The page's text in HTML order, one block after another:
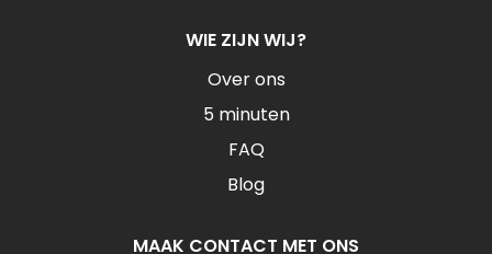
WIE ZIJN WIJ?
Over ons
5 minuten
FAQ
Blog
MAAK CONTACT MET ONS